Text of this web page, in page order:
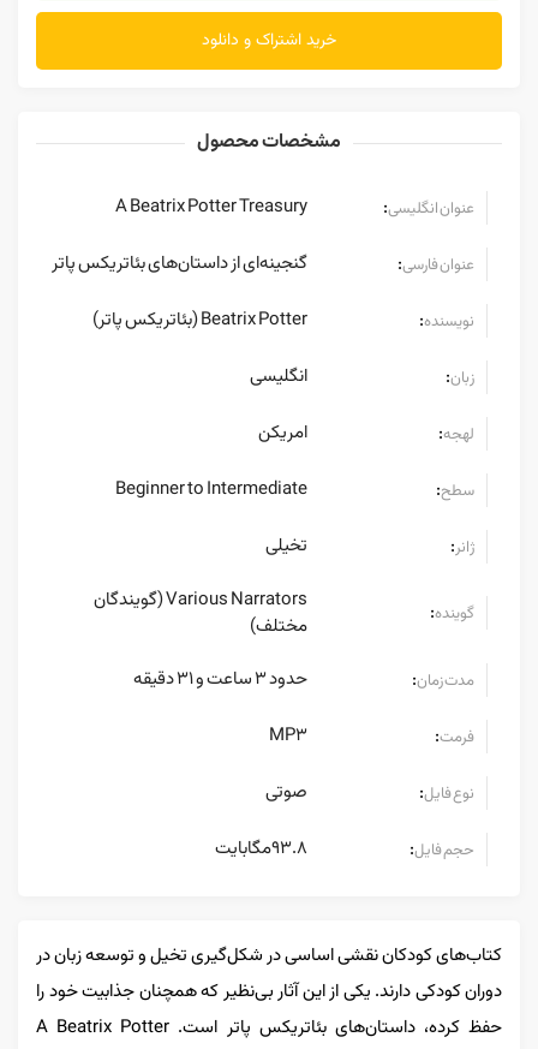
خرید اشتراک و دانلود
مشخصات محصول
عنوان انگلیسی:
A Beatrix Potter Treasury
عنوان فارسی: گنجینه‌ای از داستان‌های بئاتریکس پاتر
نویسنده: Beatrix Potter (بئاتریکس پاتر)
زبان: انگلیسی
لهجه: امریکن
سطح:
Beginner to Intermediate
ژانر: تخیلی
گوینده:
Various Narrators (گویندگان
مختلف)
مدت زمان: حدود 3 ساعت و 31 دقیقه
فرمت:
MP3
نوع فایل: صوتی
حجم فایل: 93.8مگابایت
کتاب‌های کودکان نقشی اساسی در شکل‌گیری تخیل و توسعه زبان در
دوران کودکی دارند. یکی از این آثار بی‌نظیر که همچنان جذابیت خود را
حفظ کرده، داستان‌های بئاتریکس پاتر است. A Beatrix Potter